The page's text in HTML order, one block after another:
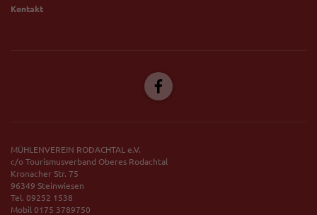
Kontakt
MÜHLENVEREIN RODACHTAL e.V.
c/o Tourismusverband Oberes Rodachtal
Kronacher Str. 75
96349 Steinwiesen
Tel. 09252 1538
Mobil 0175 3789750